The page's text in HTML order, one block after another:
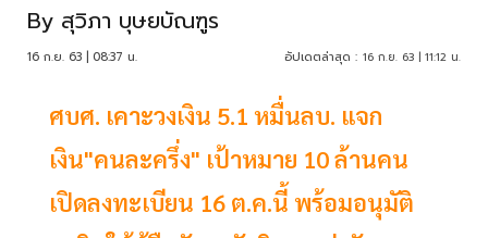
By สุวิภา บุษยบัณฑูร
16 ก.ย. 63 | 08:37 น. อัปเดตล่าสุด : 16 ก.ย. 63 | 11:12 น.
ศบศ. เคาะวงเงิน 5.1 หมื่นลบ. แจก
เงิน"คนละครึ่ง" เป้าหมาย 10 ล้านคน
เปิดลงทะเบียน 16 ต.ค.นี้ พร้อมอนุมัติ